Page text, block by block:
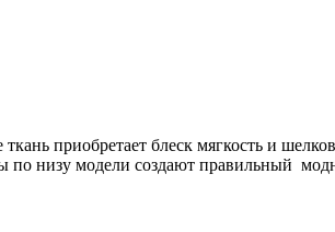
приобретает блеск мягкость и
по низу модели создают правильный